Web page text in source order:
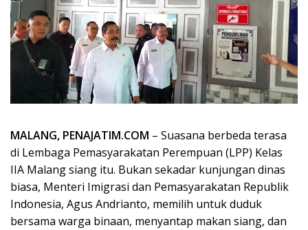
MALANG, PENAJATIM.COM – Suasana berbeda terasa
di Lembaga Pemasyarakatan Perempuan (LPP) Kelas
IIA Malang siang itu. Bukan sekadar kunjungan dinas
biasa, Menteri Imigrasi dan Pemasyarakatan Republik
Indonesia, Agus Andrianto, memilih untuk duduk
bersama warga binaan, menyantap makan siang, dan